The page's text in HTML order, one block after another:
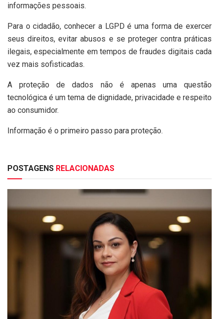
informações pessoais.
Para o cidadão, conhecer a LGPD é uma forma de exercer
seus direitos, evitar abusos e se proteger contra práticas
ilegais, especialmente em tempos de fraudes digitais cada
vez mais sofisticadas.
A proteção de dados não é apenas uma questão
tecnológica é um tema de dignidade, privacidade e respeito
ao consumidor.
Informação é o primeiro passo para proteção.
POSTAGENS RELACIONADAS